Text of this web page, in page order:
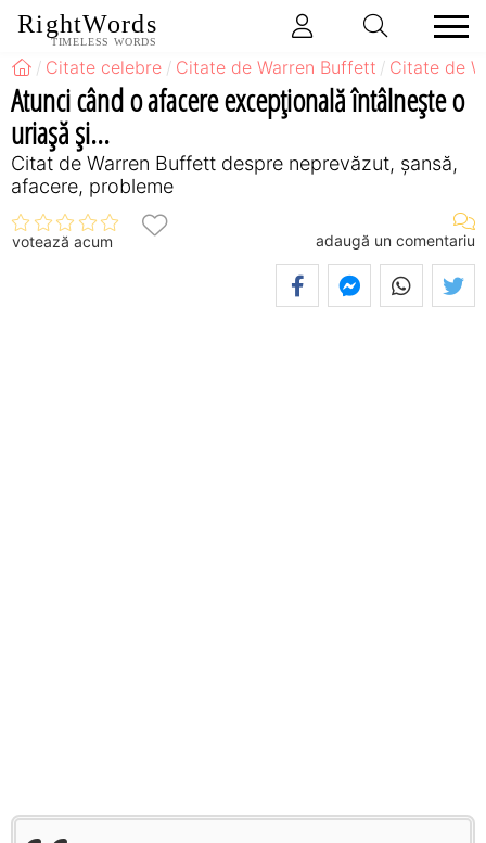
RightWords
TIMELESS WORDS
Citate celebre Citate de Warren Buffett Citate de
Atunci când o afacere excepţională întâlneşte o
uriaşă şi...
Citat de Warren Buffett despre neprevăzut, șansă,
afacere, probleme
votează acum adaugă un comentariu